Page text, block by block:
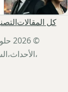
كل المقالات
©